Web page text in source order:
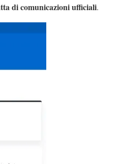
di comunicazioni ufficiali.